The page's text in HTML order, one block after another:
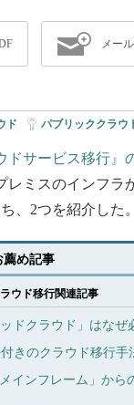
メー
ド パブリッククラウ
ドサービス移行
レミスのインフ
、2つを紹介した
薦め記事
ウド移行関連記事
ッドクラウド」はな
きのクラウド移行
インフレーム」か